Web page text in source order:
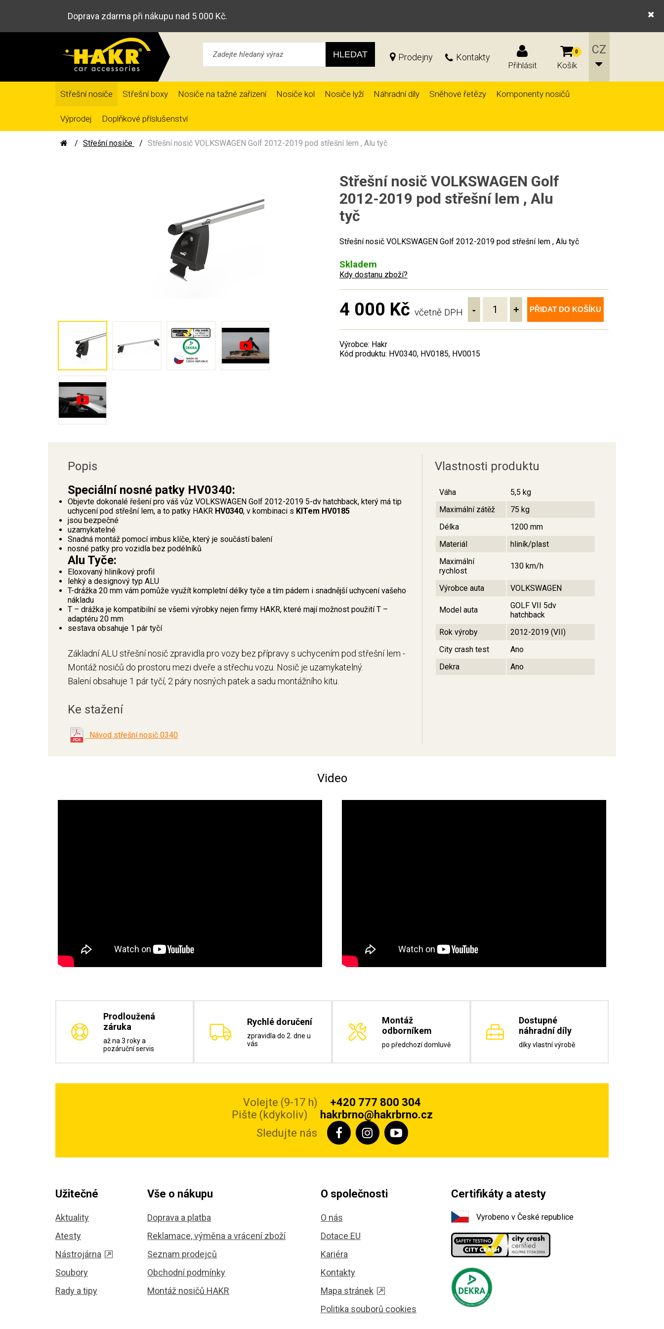
Doprava zdarma při nákupu nad 5 000 Kč.
HLEDAT Prodejny Kontakty
Přihlásit
0
Košík
Střešní nosiče Střešní boxy Nosiče na tažné zařízení Nosiče kol Nosiče lyží Náhradní díly Sněhové řetězy Komponenty nosičů
Výprodej Doplňkové příslušenství
Střešní nosiče Střešní nosič VOLKSWAGEN Golf 2012-2019 pod střešní lem , Alu tyč
Střešní nosič VOLKSWAGEN Golf
2012-2019 pod střešní lem , Alu
tyč
Střešní nosič VOLKSWAGEN Golf 2012-2019 pod střešní lem , Alu tyč
Skladem
Kdy dostanu zboží?
4 000 Kč včetně DPH - + PŘIDAT DO KOŠÍKU
Výrobce: Hakr
Kód produktu: HV0340, HV0185, HV0015
Popis
Speciální nosné patky HV0340:
Objevte dokonalé řešení pro váš vůz VOLKSWAGEN Golf 2012-2019 5-dv hatchback, který má tip
uchycení pod střešní lem, a to patky HAKR HV0340, v kombinaci s KITem HV0185
jsou bezpečné
uzamykatelné
Snadná montáž pomocí imbus klíče, který je součástí balení
nosné patky pro vozidla bez podélníků
Alu Tyče:
Eloxovaný hliníkový profil
lehký a designový typ ALU
T-drážka 20 mm vám pomůže využít kompletní délky tyče a tím pádem i snadnější uchycení vašeho
nákladu
T – drážka je kompatibilní se všemi výrobky nejen firmy HAKR, které mají možnost použití T –
adaptéru 20 mm
sestava obsahuje 1 pár tyčí
Základní ALU střešní nosič zpravidla pro vozy bez přípravy s uchycením pod střešní lem -
Montáž nosičů do prostoru mezi dveře a střechu vozu. Nosič je uzamykatelný.
Balení obsahuje 1 pár tyčí, 2 páry nosných patek a sadu montážního kitu.
Ke stažení
Návod střešní nosič 0340
Vlastnosti produktu
Váha
5,5 kg
Maximální zátěž
75 kg
Délka
1200 mm
Materiál
hliník/plast
Maximální
rychlost
130 km/h
Výrobce auta VOLKSWAGEN
Model auta
GOLF VII 5dv
hatchback
Rok výroby
2012-2019 (VII)
City crash test
Ano
Dekra
Ano
Video
Prodloužená
záruka
až na 3 roky a
pozáruční servis
Rychlé doručení
zpravidla do 2. dne u
vás
Montáž
odborníkem
po předchozí domluvě
Dostupné
náhradní díly
díky vlastní výrobě
Volejte (9-17 h)
+420 777 800 304
Pište (kdykoliv)
hakrbrno@hakrbrno.cz
Sledujte nás
Užitečné
Aktuality
Atesty
Nástrojárna
Soubory
Rady a tipy
Vše o nákupu
Doprava a platba
Reklamace, výměna a vrácení zboží
Seznam prodejců
Obchodní podmínky
Montáž nosičů HAKR
O společnosti
O nás
Dotace EU
Kariéra
Kontakty
Mapa stránek
Politika souborů cookies
Certifikáty a atesty
Vyrobeno v České republice